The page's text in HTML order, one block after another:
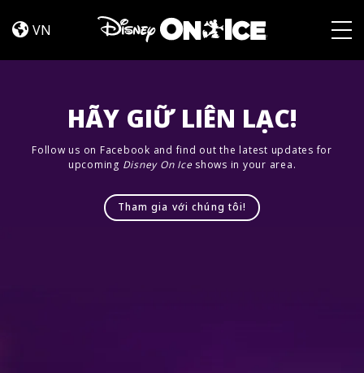
In!VN
HÃY GIỮ LIÊN LẠC!
Follow us on Facebook and find out the latest updates for
upcoming Disney On Iceshows in your area.
Tham gia với chúng tôi!